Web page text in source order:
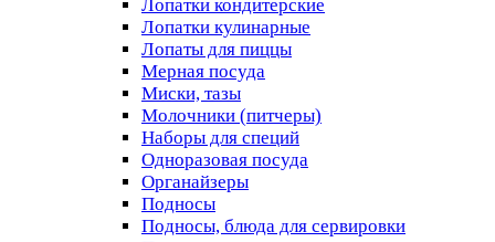
Лопатки кондитерские
Лопатки кулинарные
Лопаты для пиццы
Мерная посуда
Миски, тазы
Молочники (питчеры)
Наборы для специй
Одноразовая посуда
Органайзеры
Подносы
Подносы, блюда для сервировки